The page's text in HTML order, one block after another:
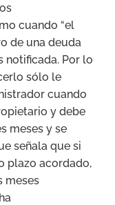
cuando “el
de una deuda
notificada. Por lo
sólo le
cuando
y debe
meses y se
señala que si
plazo acordado,
meses